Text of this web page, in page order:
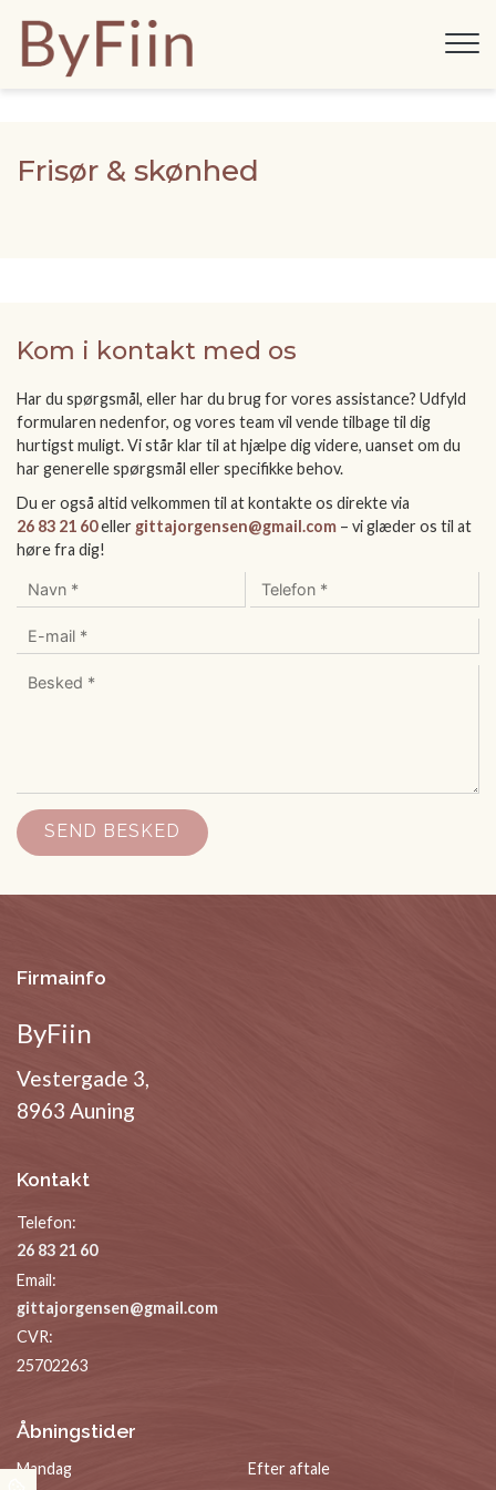
hovedindhold
Frisør & skønhed
Kom i kontakt med os
Har du spørgsmål, eller har du brug for vores assistance? Udfyld
formularen nedenfor, og vores team vil vende tilbage til dig
hurtigst muligt. Vi står klar til at hjælpe dig videre, uanset om du
har generelle spørgsmål eller specifikke behov.
Du er også altid velkommen til at kontakte os direkte via
26 83 21 60eller gittajorgensen@gmail.com – vi glæder os til at
høre fra dig!
Firmainfo
ByFiin
Vestergade 3,
8963 Auning
Kontakt
Telefon:
26 83 21 60
Email:
gittajorgensen@gmail.com
CVR:
25702263
Åbningstider
Mandag Efter aftale